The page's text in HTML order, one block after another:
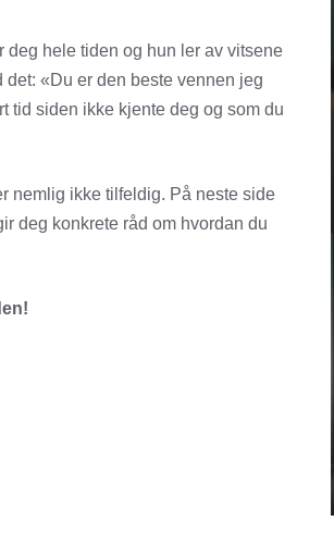
deg hele tiden og hun ler av vitsene
«Du er den beste vennen jeg
tid siden ikke kjente deg og som du
nemlig ikke tilfeldig. På neste side
deg konkrete råd om hvordan du